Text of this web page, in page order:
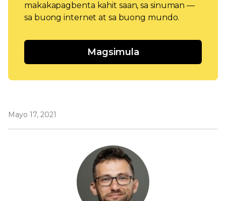
makakapagbenta kahit saan, sa sinuman —
sa buong internet at sa buong mundo.
Magsimula
Mayo 17, 2021